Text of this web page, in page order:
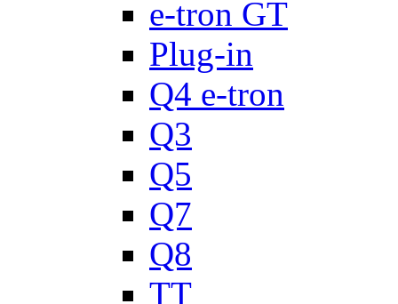
e-tron GT
Plug-in
Q4 e-tron
Q3
Q5
Q7
Q8
TT